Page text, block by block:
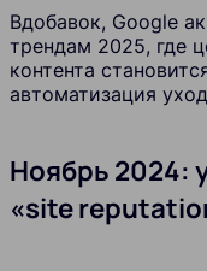
Вдобавок, Google
трендам 2025, где
контента
автоматизация
Ноябрь 2024:
«site